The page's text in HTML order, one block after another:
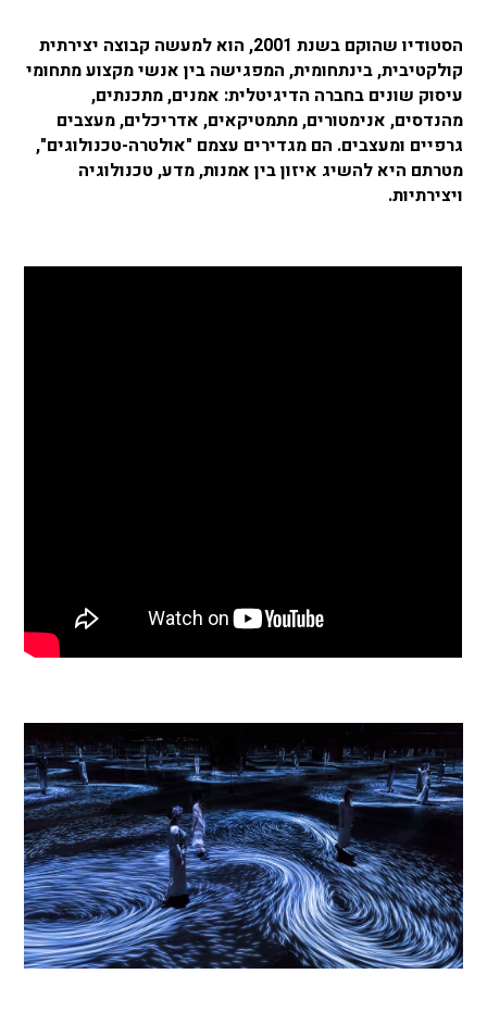
הסטודיו שהוקם בשנת 2001, הוא למעשה קבוצה יצירתית
קולקטיבית, בינתחומית, המפגישה בין אנשי מקצוע מתחומי
עיסוק שונים בחברה הדיגיטלית: אמנים, מתכנתים,
מהנדסים, אנימטורים, מתמטיקאים, אדריכלים, מעצבים
גרפיים ומעצבים. הם מגדירים עצמם "אולטרה-טכנולוגים",
מטרתם היא להשיג איזון בין אמנות, מדע, טכנולוגיה
ויצירתיות.